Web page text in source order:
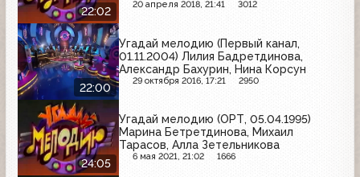
22:02
20 апреля 2018, 21:41 3012
22:00
Угадай мелодию (Первый канал,
01.11.2004) Лилия Бадретдинова,
Александр Бахурин, Нина Корсун
29 октября 2016, 17:21 2950
24:05
Угадай мелодию (ОРТ, 05.04.1995)
Марина Бетретдинова, Михаил
Тарасов, Алла Зетельникова
6 мая 2021, 21:02 1666